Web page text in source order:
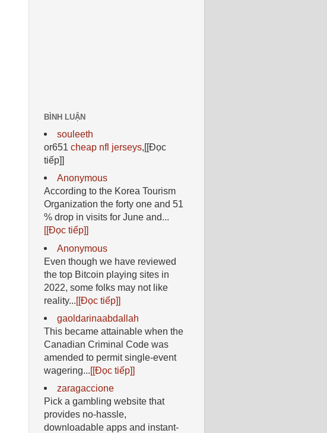
BÌNH LUẬN
souleeth
or651 cheap nfl jerseys,[[Đọc
tiếp]]
Anonymous
According to the Korea Tourism
Organization the forty one and 51
% drop in visits for June and...
[[Đọc tiếp]]
Anonymous
Even though we have reviewed
the top Bitcoin playing sites in
2022, some folks may not like
reality... [[Đọc tiếp]]
gaoldarinaabdallah
This became attainable when the
Canadian Criminal Code was
amended to permit single-event
wagering... [[Đọc tiếp]]
zaragaccione
Pick a gambling website that
provides no-hassle,
downloadable apps and instant-